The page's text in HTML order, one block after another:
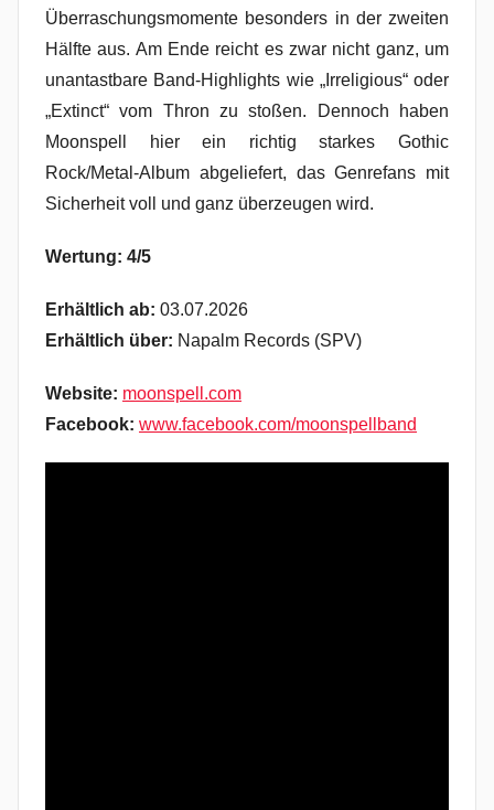
Überraschungsmomente besonders in der zweiten
Hälfte aus. Am Ende reicht es zwar nicht ganz, um
unantastbare Band-Highlights wie „Irreligious“ oder
„Extinct“ vom Thron zu stoßen. Dennoch haben
Moonspell hier ein richtig starkes Gothic
Rock/Metal-Album abgeliefert, das Genrefans mit
Sicherheit voll und ganz überzeugen wird.
Wertung: 4/5
Erhältlich ab: 03.07.2026
Erhältlich über: Napalm Records (SPV)
Website: moonspell.com
Facebook: www.facebook.com/moonspellband